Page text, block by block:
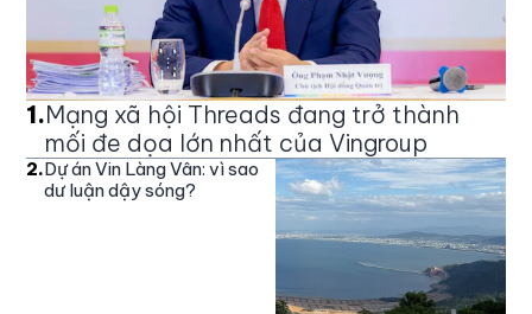
1.Mạng xã hội Threads đang trở thành
mối đe dọa lớn nhất của Vingroup
2.Dự án Vin Làng Vân: vì sao
dư luận dậy sóng?